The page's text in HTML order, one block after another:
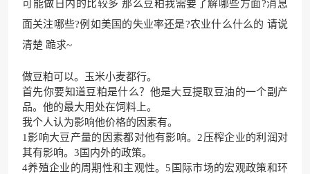
可能做日内的比较多 那么豆粕我需要了解哪些方面?消息
面关注哪些?例如美国的失业率还是?农业什么什么的 请说
清楚 跪求~
做豆粕可以。玉米小麦都行。
首先你要知道豆粕是什么？他是大豆提取豆油的一个副产
品。他的最大用处在饲料上。
我个人认为影响他价格的因素有。
1影响大豆产量的因素都对他有影响。2压榨企业的利润对
其有影响。3国内外的政策。
4养殖企业的周期性和主观性。5国际市场的宏观政策和环